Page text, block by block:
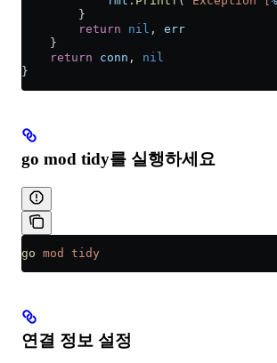
        }
        return
nil , err
    }
    return
conn , nil
}
go mod tidy를 실행하세요
go mod tidy
연결 정보 설정